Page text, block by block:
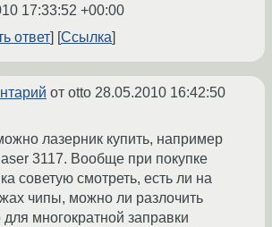
17:33:52 +00:00
ответ
Ссылка
от otto 28.05.2010 16:42:50
лазерник купить, например
3117. Вообще при покупке
советую смотреть, есть ли на
чипы, можно ли разлочить
для многократной заправки